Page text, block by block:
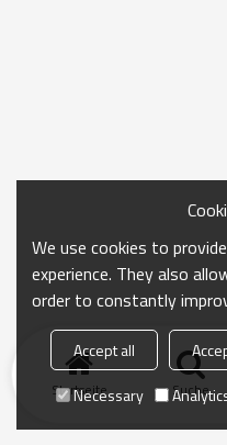
Startseite Suche
We use cookies to
experience. They also
order to constantly
Accept all
Necessary